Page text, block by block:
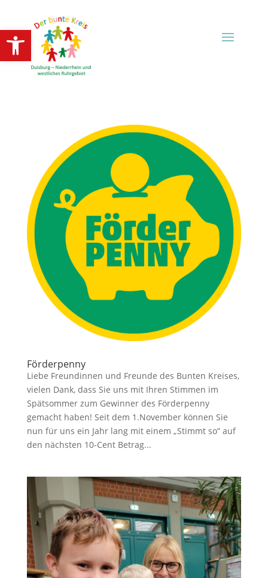
Open toolbar
Förderpenny
Liebe Freundinnen und Freunde des Bunten Kreises,
vielen Dank, dass Sie uns mit Ihren Stimmen im
Spätsommer zum Gewinner des Förderpenny
gemacht haben! Seit dem 1.November können Sie
nun für uns ein Jahr lang mit einem „Stimmt so“ auf
den nächsten 10-Cent Betrag...